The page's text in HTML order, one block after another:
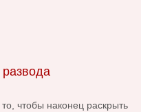
чтобы наконец раскрыть